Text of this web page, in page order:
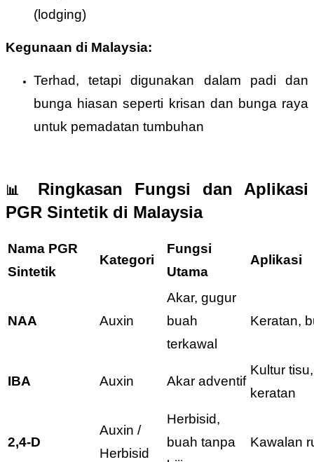
(lodging)
Kegunaan di Malaysia:
Terhad, tetapi digunakan dalam padi dan
bunga hiasan seperti krisan dan bunga raya
untuk pemadatan tumbuhan
📊
Ringkasan Fungsi dan Aplikasi
PGR Sintetik di Malaysia
Nama PGR
Sintetik
Kategori
Fungsi
Utama
Aplikasi
NAA Auxin
Akar, gugur
buah
terkawal
Keratan,
IBA Auxin Akar adventif
Kultur tisu,
keratan
2,4-D
Auxin /
Herbisid
Herbisid,
buah tanpa
Kawalan